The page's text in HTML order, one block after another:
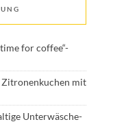
for coffee“-
mit
Unterwäsche-